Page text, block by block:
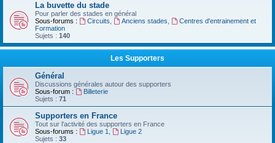
La buvette du stade
Pour parler des stades en général
Sous-forums :
Circuits Anciens stades
Centres d'entrainement et
Formation
Sujets : 140
Les Supporters
Général
Discussions générales autour des supporters
Sous-forum :
Billeterie
Sujets : 71
Supporters en France
Tout sur l'activité des supporters en France
Sous-forums :
Ligue 1
Ligue 2
Sujets : 33